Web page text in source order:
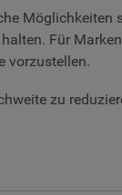
Für
vorzustellen.
zu